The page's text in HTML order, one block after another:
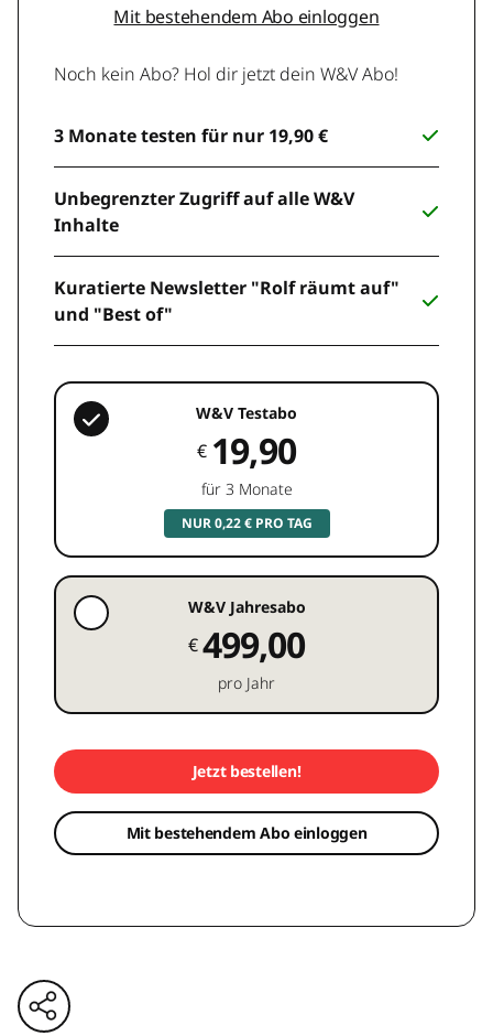
Mit bestehendem Abo einloggen
Noch kein Abo? Hol dir jetzt dein W&V Abo!
3 Monate testen für nur 19,90 €
Unbegrenzter Zugriff auf alle W&V
Inhalte
Kuratierte Newsletter "Rolf räumt auf"
und "Best of"
W&V Testabo
€ 19,90
für 3 Monate
NUR 0,22 € PRO TAG
W&V Jahresabo
€499,00
pro Jahr
Jetzt bestellen!
Mit bestehendem Abo einloggen